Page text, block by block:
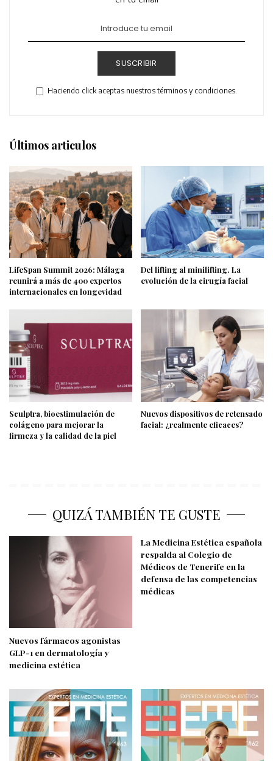
SUSCRIBIR
Haciendo click aceptas nuestros términos y condiciones.
Últimos articulos
LifeSpan Summit 2026: Málaga
reunirá a más de 400 expertos
internacionales en longevidad
Del lifting al minilifting. La
evolución de la cirugía facial
Sculptra, bioestimulación de
colágeno para mejorar la
firmeza y la calidad de la piel
Nuevos dispositivos de retensado
facial: ¿realmente eficaces?
QUIZÁ TAMBIÉN TE GUSTE
Nuevos fármacos agonistas
GLP-1 en dermatología y
medicina estética
La Medicina Estética española
respalda al Colegio de
Médicos de Tenerife en la
defensa de las competencias
médicas